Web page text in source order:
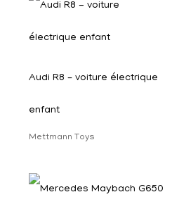
Audi R8 – voiture électrique
enfant
Mettmann Toys